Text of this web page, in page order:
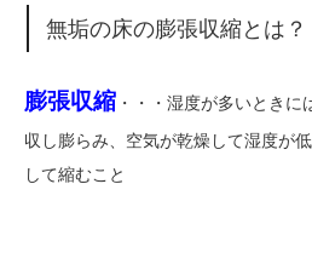
無垢の床の膨張収縮とは？
膨張収縮 ・・・湿度が多いとき
収し膨らみ、空気が乾燥して湿度が
して縮むこと